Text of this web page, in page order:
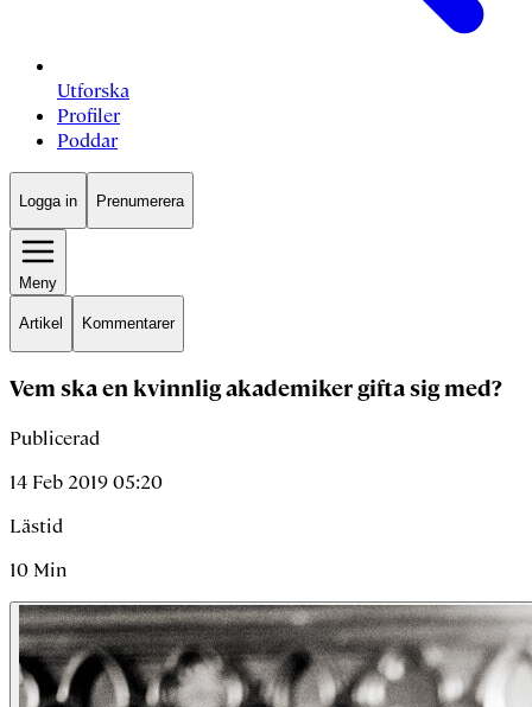
Utforska
Profiler
Poddar
Logga in Prenumerera
Meny
Artikel Kommentarer
Vem ska en kvinnlig akademiker gifta sig med?
Publicerad
14 Feb 2019 05:20
Lästid
10 Min